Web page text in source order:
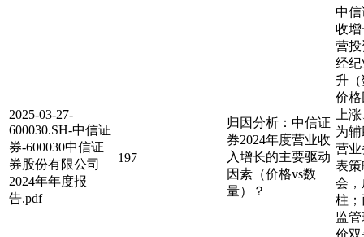
2025-03-27-
600030.SH-中信证
券-600030中信证
券股份有限公司
2024年年度报
告.pdf
197
归因分析：中信证
券2024年度营业收
入增长的主要驱动
因素（价格vs数
量）？
中信
收
营
经
升
价
上
为
营
表
会
柱
监